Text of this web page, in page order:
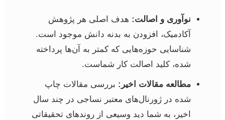
نوآوری و اصالت: هدف اصلی هر پژوهش
آکادمیک، افزودن به بدنه دانش موجود است.
شناسایی حوزه‌هایی که کمتر به آن‌ها پرداخته
شده، کلید اصالت کار شماست.
مطالعه مقالات اخیر: بررسی مقالات چاپ
شده در ژورنال‌های معتبر نساجی در چند سال
اخیر، به شما دید وسیعی از روندهای تحقیقاتی